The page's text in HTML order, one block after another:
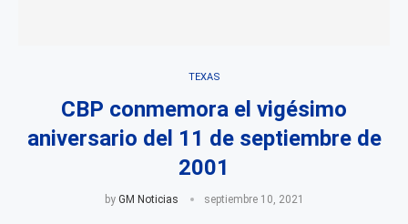
TEXAS
CBP conmemora el vigésimo
aniversario del 11 de septiembre de
2001
by GM Noticias septiembre 10, 2021